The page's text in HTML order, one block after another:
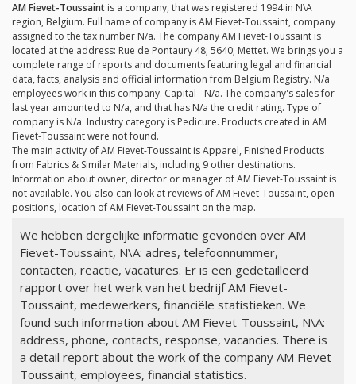
AM Fievet-Toussaint is a company, that was registered 1994 in N\A
region, Belgium. Full name of company is AM Fievet-Toussaint, company
assigned to the tax number N/a. The company AM Fievet-Toussaint is
located at the address: Rue de Pontaury 48; 5640; Mettet. We brings you a
complete range of reports and documents featuring legal and financial
data, facts, analysis and official information from Belgium Registry. N/a
employees work in this company. Capital - N/a. The company's sales for
last year amounted to N/a, and that has N/a the credit rating. Type of
company is N/a. Industry category is Pedicure. Products created in AM
Fievet-Toussaint were not found.
The main activity of AM Fievet-Toussaint is Apparel, Finished Products
from Fabrics & Similar Materials, including 9 other destinations.
Information about owner, director or manager of AM Fievet-Toussaint is
not available. You also can look at reviews of AM Fievet-Toussaint, open
positions, location of AM Fievet-Toussaint on the map.
We hebben dergelijke informatie gevonden over AM
Fievet-Toussaint, N\A: adres, telefoonnummer,
contacten, reactie, vacatures. Er is een gedetailleerd
rapport over het werk van het bedrijf AM Fievet-
Toussaint, medewerkers, financiële statistieken. We
found such information about AM Fievet-Toussaint, N\A:
address, phone, contacts, response, vacancies. There is
a detail report about the work of the company AM Fievet-
Toussaint, employees, financial statistics.